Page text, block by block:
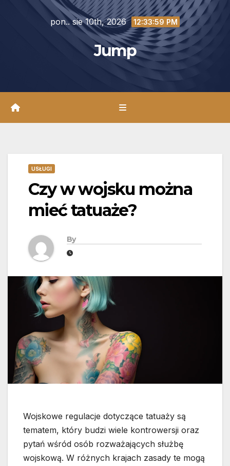
pon.. sie 10th, 2026 12:34:00 PM
Jump
USŁUGI
Czy w wojsku można
mieć tatuaże?
By
Wojskowe regulacje dotyczące tatuaży są
tematem, który budzi wiele kontrowersji oraz
pytań wśród osób rozważających służbę
wojskową. W różnych krajach zasady te mogą